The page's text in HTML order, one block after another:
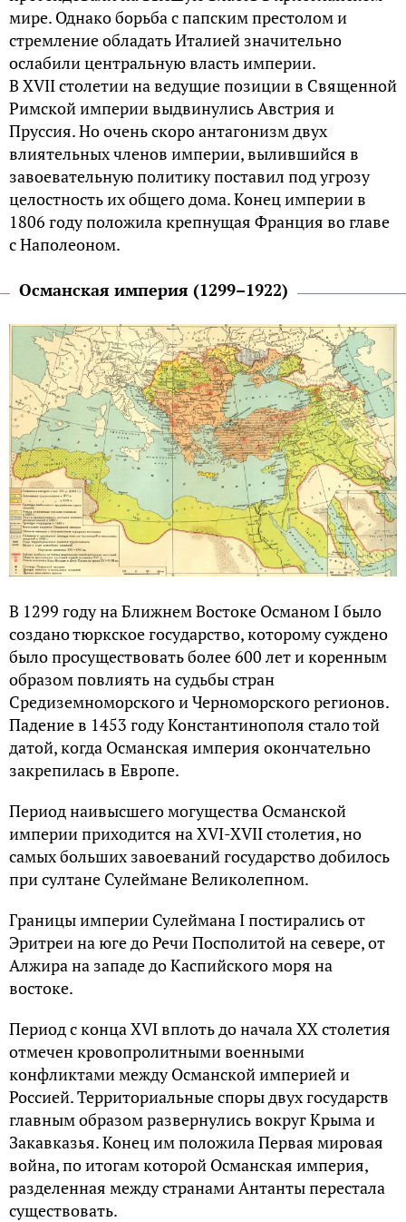
мире. Однако борьба с папским престолом и
стремление обладать Италией значительно
ослабили центральную власть империи.
В XVII столетии на ведущие позиции в Священной
Римской империи выдвинулись Австрия и
Пруссия. Но очень скоро антагонизм двух
влиятельных членов империи, вылившийся в
завоевательную политику поставил под угрозу
целостность их общего дома. Конец империи в
1806 году положила крепнущая Франция во главе
с Наполеоном.
Османская империя (1299–1922)
В 1299 году на Ближнем Востоке Османом I было
создано тюркское государство, которому суждено
было просуществовать более 600 лет и коренным
образом повлиять на судьбы стран
Средиземноморского и Черноморского регионов.
Падение в 1453 году Константинополя стало той
датой, когда Османская империя окончательно
закрепилась в Европе.
Период наивысшего могущества Османской
империи приходится на XVI-XVII столетия, но
самых больших завоеваний государство добилось
при султане Сулеймане Великолепном.
Границы империи Сулеймана I постирались от
Эритреи на юге до Речи Посполитой на севере, от
Алжира на западе до Каспийского моря на
востоке.
Период с конца XVI вплоть до начала XX столетия
отмечен кровопролитными военными
конфликтами между Османской империей и
Россией. Территориальные споры двух государств
главным образом развернулись вокруг Крыма и
Закавказья. Конец им положила Первая мировая
война, по итогам которой Османская империя,
разделенная между странами Антанты перестала
существовать.